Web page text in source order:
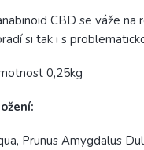
CBD se váže na
si tak i s
0,25kg
Prunus Amygdalus